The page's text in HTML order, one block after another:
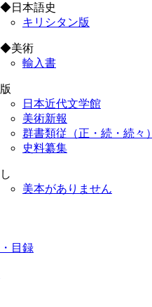
日本語史
キリシタン版
◆美術
輸入書
日本近代文学館
美術新報
群書類従（正・続・続々）
史料纂集
美本がありません
目録